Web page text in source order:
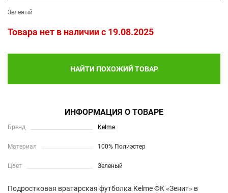
Зеленый
Товара нет в наличии c 19.08.2025
НАЙТИ ПОХОЖИЙ ТОВАР
ИНФОРМАЦИЯ О ТОВАРЕ
Бренд Kelme
Материал 100% Полиэстер
Цвет Зеленый
Подростковая вратарская футболка Kelme ФК «Зенит» в